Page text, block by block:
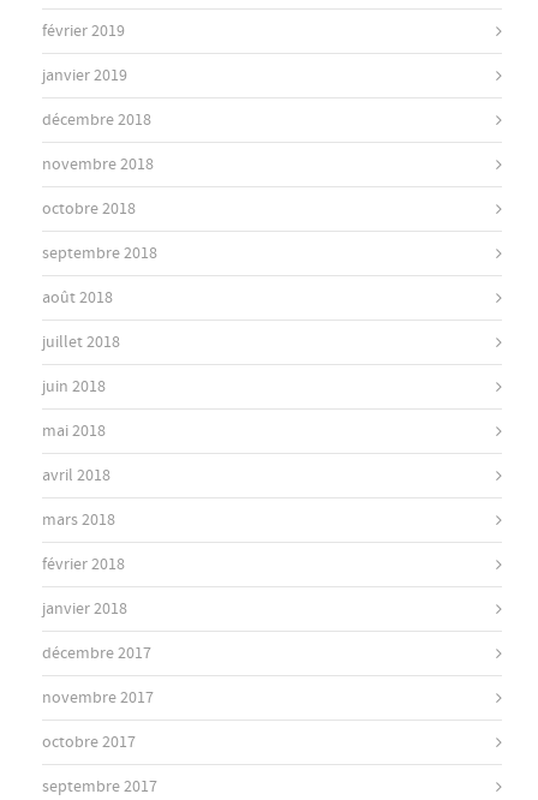
février 2019
janvier 2019
décembre 2018
novembre 2018
octobre 2018
septembre 2018
août 2018
juillet 2018
juin 2018
mai 2018
avril 2018
mars 2018
février 2018
janvier 2018
décembre 2017
novembre 2017
octobre 2017
septembre 2017